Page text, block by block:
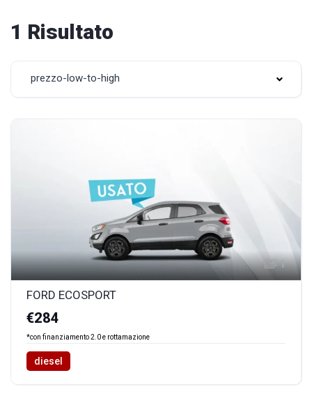
1 Risultato
prezzo-low-to-high
1
FORD ECOSPORT
€284
*con finanziamento 2.0 e rottamazione
diesel